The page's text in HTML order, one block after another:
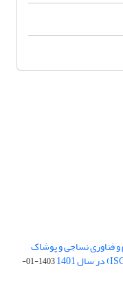
علمی علوم و فناوری نساجی و پوشاک
1403-01-